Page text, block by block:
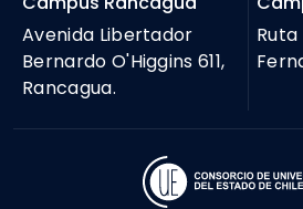
Avenida Libertador
Bernardo O'Higgins 611,
Rancagua.
Ruta